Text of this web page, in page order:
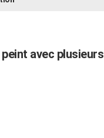
avec plusieurs